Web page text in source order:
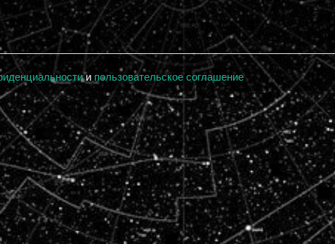
и пользовательское соглашение